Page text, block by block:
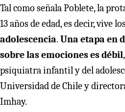
Tal como señala Poblete, la
13 años de edad, es decir, vive
adolescencia. Una etapa en
sobre las emociones es débil
psiquiatra infantil y del
Universidad de Chile y
Imhay.